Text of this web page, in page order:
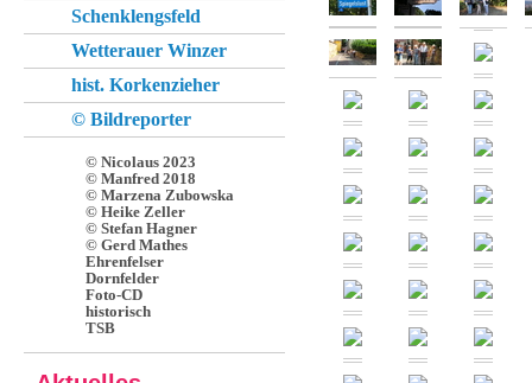
Schenklengsfeld
Wetterauer Winzer
hist. Korkenzieher
© Bildreporter
© Nicolaus 2023
© Manfred 2018
© Marzena Zubowska
© Heike Zeller
© Stefan Hagner
© Gerd Mathes
Ehrenfelser
Dornfelder
Foto-CD
historisch
TSB